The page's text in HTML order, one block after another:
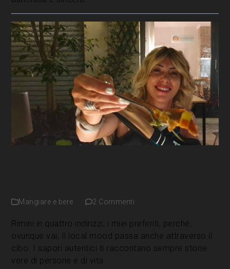
Mangiare e bere 2 Commenti
Rimini in quattro indirizzi, i miei preferiti, perché,
ovunque vai, Il local mood passa anche attraverso il
cibo. I sapori autentici ti raccontano sempre storie
vere di persone e di vita